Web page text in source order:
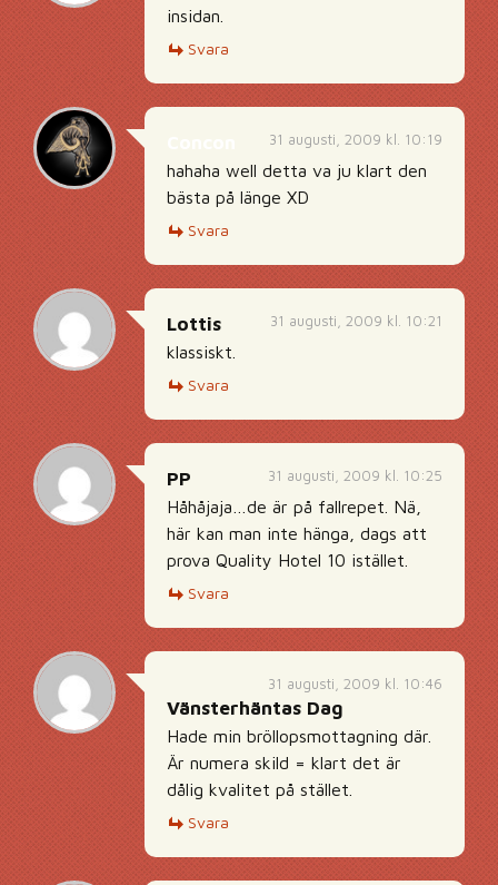
insidan.
Svara
31 augusti, 2009 kl. 10:19
hahaha well detta va ju klart den
bästa på länge XD
Svara
31 augusti, 2009 kl. 10:21
Lottis
klassiskt.
Svara
31 augusti, 2009 kl. 10:25
PP
Håhåjaja…de är på fallrepet. Nä,
här kan man inte hänga, dags att
prova Quality Hotel 10 istället.
Svara
31 augusti, 2009 kl. 10:46
Vänsterhäntas Dag
Hade min bröllopsmottagning där.
Är numera skild = klart det är
dålig kvalitet på stället.
Svara